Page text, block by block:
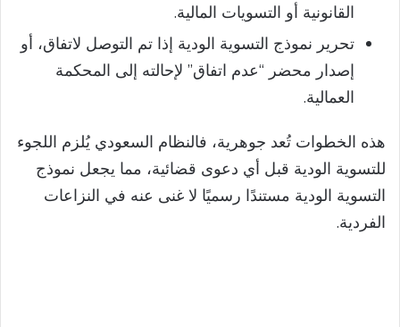
القانونية أو التسويات المالية.
تحرير نموذج التسوية الودية إذا تم التوصل لاتفاق، أو
إصدار محضر “عدم اتفاق” لإحالته إلى المحكمة
العمالية.
هذه الخطوات تُعد جوهرية، فالنظام السعودي يُلزم اللجوء
للتسوية الودية قبل أي دعوى قضائية، مما يجعل نموذج
التسوية الودية مستندًا رسميًا لا غنى عنه في النزاعات
الفردية.